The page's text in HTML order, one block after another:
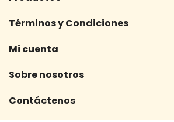
Términos y Condiciones
Mi cuenta
Sobre nosotros
Contáctenos